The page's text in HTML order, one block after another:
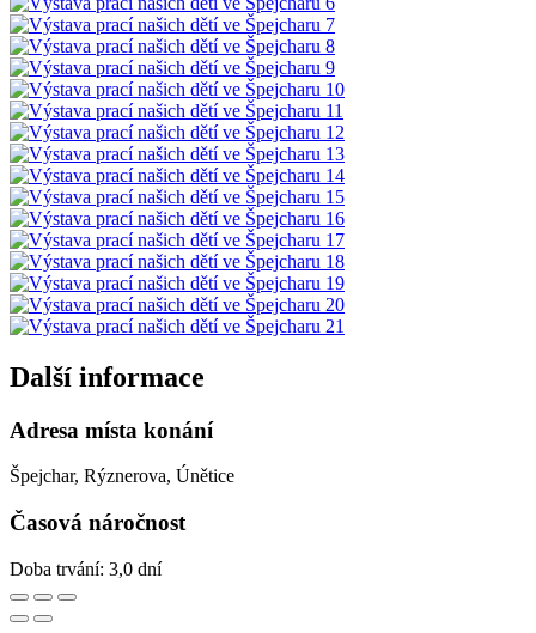
Další informace
Adresa místa konání
Špejchar, Rýznerova, Únětice
Časová náročnost
Doba trvání: 3,0 dní